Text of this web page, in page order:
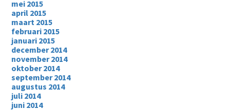
mei 2015
april 2015
maart 2015
februari 2015
januari 2015
december 2014
november 2014
oktober 2014
september 2014
augustus 2014
juli 2014
juni 2014